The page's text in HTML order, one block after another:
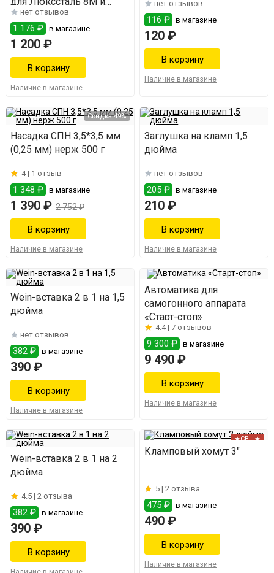
Домспирт 2
нет отзывов
1 176 ₽ в магазине
1 200 ₽
Наличие в магазине
нет отзывов
116 ₽ в магазине
120 ₽
Наличие в магазине
Скидка 49%
Насадка СПН 3,5*3,5 мм
(0,25 мм) нерж 500 г
4 | 1 отзыв
1 348 ₽ в магазине
1 390 ₽ 2 752 ₽
Наличие в магазине
Заглушка на кламп 1,5
дюйма
нет отзывов
205 ₽ в магазине
210 ₽
Наличие в магазине
Wein-вставка 2 в 1 на 1,5
дюйма
нет отзывов
382 ₽ в магазине
390 ₽
Наличие в магазине
Автоматика для
самогонного аппарата
«Старт-стоп»
4.4 |7 отзывов
9 300 ₽ в магазине
9 490 ₽
Наличие в магазине
Wein-вставка 2 в 1 на 2
дюйма
4.5 | 2 отзыва
382 ₽ в магазине
390 ₽
★СВЦ★
Кламповый хомут 3"
5 |2 отзыва
475 ₽ в магазине
490 ₽
Наличие в магазине